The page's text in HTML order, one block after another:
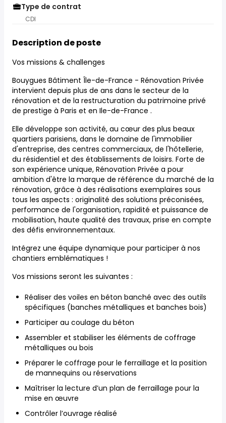
Type de contrat
CDI
Description de poste
Vos missions & challenges
Bouygues Bâtiment Île-de-France - Rénovation Privée
intervient depuis plus de ans dans le secteur de la
rénovation et de la restructuration du patrimoine privé
de prestige à Paris et en Ile-de-France .
Elle développe son activité, au cœur des plus beaux
quartiers parisiens, dans le domaine de l'immobilier
d'entreprise, des centres commerciaux, de l'hôtellerie,
du résidentiel et des établissements de loisirs. Forte de
son expérience unique, Rénovation Privée a pour
ambition d'être la marque de référence du marché de la
rénovation, grâce à des réalisations exemplaires sous
tous les aspects : originalité des solutions préconisées,
performance de l'organisation, rapidité et puissance de
mobilisation, haute qualité des travaux, prise en compte
des défis environnementaux.
Intégrez une équipe dynamique pour participer à nos
chantiers emblématiques !
Vos missions seront les suivantes :
Réaliser des voiles en béton banché avec des outils
spécifiques (banches métalliques et banches bois)
Participer au coulage du béton
Assembler et stabiliser les éléments de coffrage
métalliques ou bois
Préparer le coffrage pour le ferraillage et la position
de mannequins ou réservations
Maîtriser la lecture d’un plan de ferraillage pour la
mise en œuvre
Contrôler l’ouvrage réalisé